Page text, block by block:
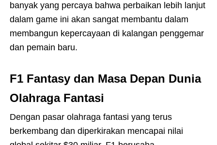
banyak yang percaya bahwa perbaikan lebih lanjut
dalam game ini akan sangat membantu dalam
membangun kepercayaan di kalangan penggemar
dan pemain baru.
F1 Fantasy dan Masa Depan Dunia
Olahraga Fantasi
Dengan pasar olahraga fantasi yang terus
berkembang dan diperkirakan mencapai nilai